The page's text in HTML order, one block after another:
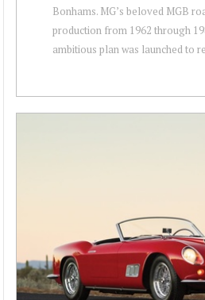
Bonhams. MG’s beloved MGB
production from 1962 through
ambitious plan was launched to